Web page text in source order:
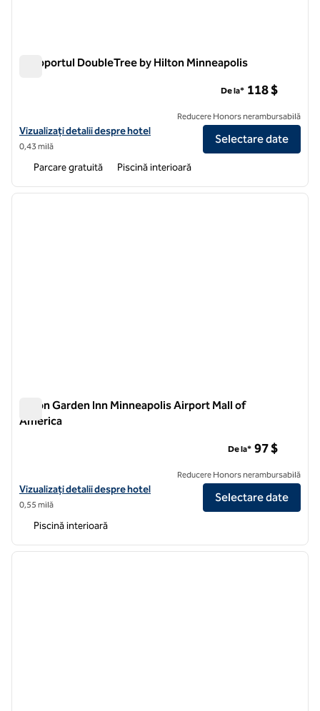
Aeroportul DoubleTree by Hilton Minneapolis
Vizualizați detaliile hotelului pentru DoubleTree by Hilton
Vizualizați detalii despre hotel
0,43 milă
De la* 118 $
Reducere Honors nerambursabilă
Selectare date
Parcare gratuită Piscină interioară
1 din 12
Hilton Garden Inn Minneapolis Airport Mall of
America
Vizualizați detaliile hotelului Hilton Garden Inn Minneapolis Airport
Vizualizați detalii despre hotel
0,55 milă
De la* 97 $
Reducere Honors nerambursabilă
Selectare date
Piscină interioară
1 din 12